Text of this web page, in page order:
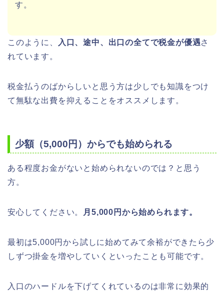
す。
このように、 入口、途中、出口の全てで税金が優遇さ
れています。
税金払うのばからしいと思う方は少しでも知識をつけ
て無駄な出費を抑えることをオススメします。
少額（5,000円）からでも始められる
ある程度お金がないと始められないのでは？と思う
方。
安心してください。 月5,000円から始められます。
最初は5,000円から試しに始めてみて余裕ができたら少
しずつ掛金を増やしていくといったことも可能です。
入口のハードルを下げてくれているのは非常に効果的